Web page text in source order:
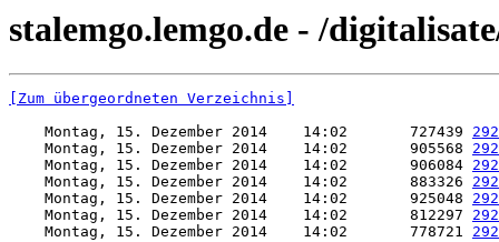
stalemgo.lemgo.de - /
[Zum übergeordneten Verzeichnis]
    Montag, 15. Dezember 2014    14:02       727439
    Montag, 15. Dezember 2014    14:02       905568
    Montag, 15. Dezember 2014    14:02       906084
    Montag, 15. Dezember 2014    14:02       883326
    Montag, 15. Dezember 2014    14:02       925048
    Montag, 15. Dezember 2014    14:02       812297
    Montag, 15. Dezember 2014    14:02       778721